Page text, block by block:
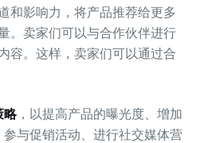
和影响力，将产品推荐给更多
。卖家们可以与合作伙伴进行
容。这样，卖家们可以通过合
略，以提高产品的曝光度、增加
与促销活动、进行社交媒体营